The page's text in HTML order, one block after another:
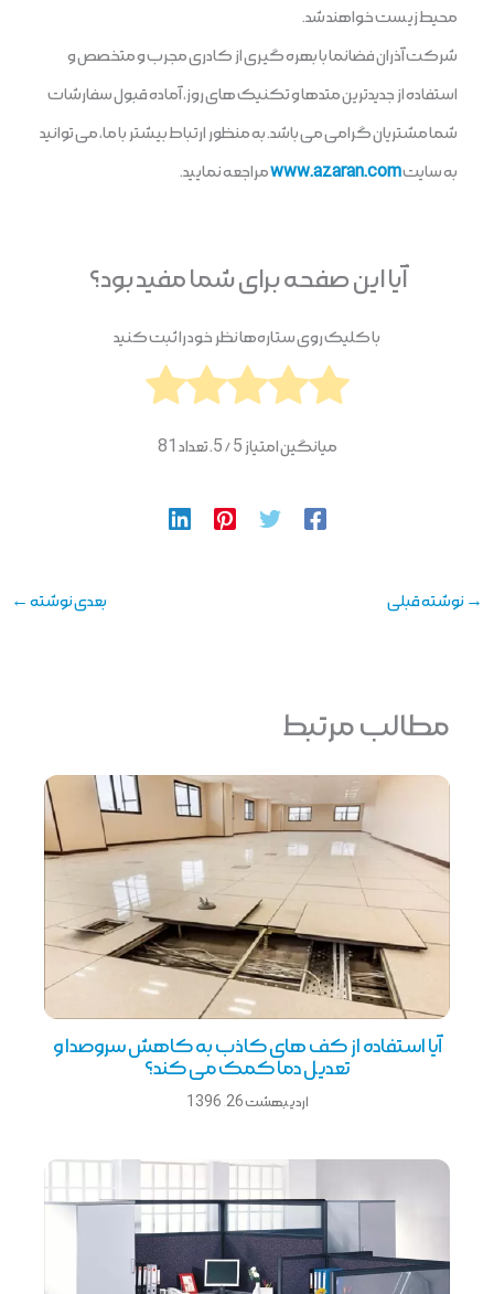
محیط زیست خواهند شد.
شرکت آذران فضانما با بهره گیری از کادری مجرب و متخصص و
استفاده از جدیدترین متدها و تکنیک های روز، آماده قبول سفارشات
شما مشتریان گرامی می باشد. به منظور ارتباط بیشتر با ما، می توانید
به سایتwww.azaran.comمراجعه نمایید.
آیا این صفحه برای شما مفید بود؟
با کلیک روی ستاره‌ها نظر خود را ثبت کنید
میانگین امتیاز 5/ 5. تعداد 81
→ نوشته قبلی بعدی نوشته ←
مطالب مرتبط
آیا استفاده از کف های کاذب به کاهش سروصدا و
تعدیل دما کمک می کند؟
اردیبهشت 26, 1396